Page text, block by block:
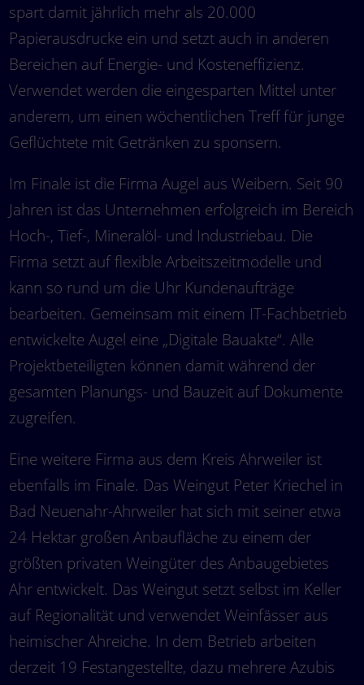
spart damit jährlich mehr als 20.000
Papierausdrucke ein und setzt auch in anderen
Bereichen auf Energie- und Kosteneffizienz.
Verwendet werden die eingesparten Mittel unter
anderem, um einen wöchentlichen Treff für junge
Geflüchtete mit Getränken zu sponsern.
Im Finale ist die Firma Augel aus Weibern. Seit 90
Jahren ist das Unternehmen erfolgreich im Bereich
Hoch-, Tief-, Mineralöl- und Industriebau. Die
Firma setzt auf flexible Arbeitszeitmodelle und
kann so rund um die Uhr Kundenaufträge
bearbeiten. Gemeinsam mit einem IT-Fachbetrieb
entwickelte Augel eine „Digitale Bauakte“. Alle
Projektbeteiligten können damit während der
gesamten Planungs- und Bauzeit auf Dokumente
zugreifen.
Eine weitere Firma aus dem Kreis Ahrweiler ist
ebenfalls im Finale. Das Weingut Peter Kriechel in
Bad Neuenahr-Ahrweiler hat sich mit seiner etwa
24 Hektar großen Anbaufläche zu einem der
größten privaten Weingüter des Anbaugebietes
Ahr entwickelt. Das Weingut setzt selbst im Keller
auf Regionalität und verwendet Weinfässer aus
heimischer Ahreiche. In dem Betrieb arbeiten
derzeit 19 Festangestellte, dazu mehrere Azubis